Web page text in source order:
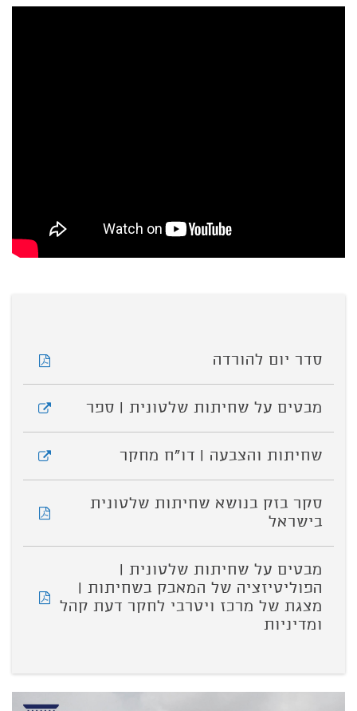
סדר יום להורדה
מבטים על שחיתות שלטונית | ספר
שחיתות והצבעה | דו"ח מחקר
סקר בזק בנושא שחיתות שלטונית
בישראל
מבטים על שחיתות שלטונית |
הפוליטיזציה של המאבק בשחיתות |
מצגת של מרכז ויטרבי לחקר דעת קהל
ומדיניות